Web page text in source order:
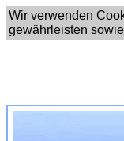
Wir verwenden
gewährleisten